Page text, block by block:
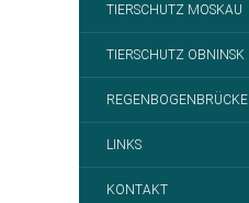
TIERSCHUTZ MOSKAU
TIERSCHUTZ OBNINSK
REGENBOGENBRÜCKE
LINKS
KONTAKT